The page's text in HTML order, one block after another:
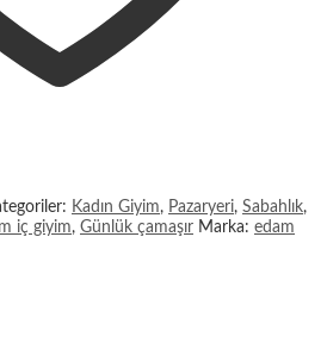
Kadın Giyim, Pazaryeri, Sabahlık,
iç giyim, Günlük çamaşır Marka: edam